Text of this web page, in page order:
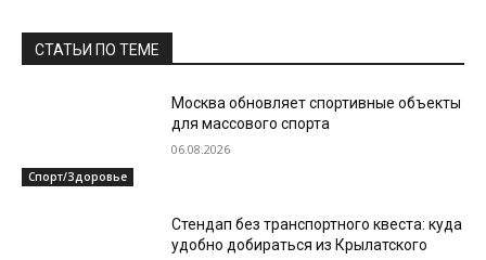
СТАТЬИ ПО ТЕМЕ
Спорт/Здоровье
Москва обновляет спортивные объекты
для массового спорта
06.08.2026
Стендап без транспортного квеста: куда
удобно добираться из Крылатского